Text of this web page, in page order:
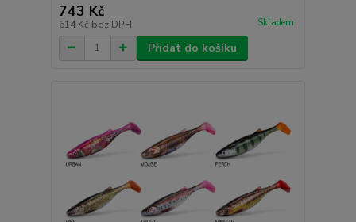
743 Kč
614 Kč bez DPH Skladem
Přidat do košíku